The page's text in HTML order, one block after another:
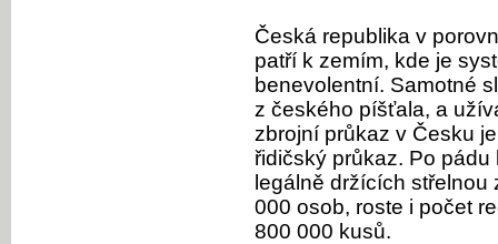
Česká republika v
patří k zemím, kde je
benevolentní. Samotné
z českého píšťala, a
zbrojní průkaz v Česku
řidičský průkaz. Po
legálně držících
000 osob, roste i počet
800 000 kusů.